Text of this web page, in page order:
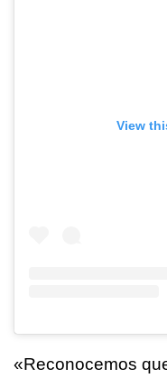
View
«Reconocemos